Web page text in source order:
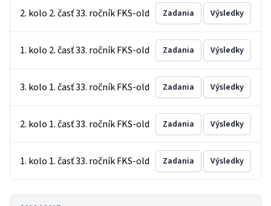
2. kolo 2. časť 33. ročník FKS-old Zadania Výsledky
1. kolo 2. časť 33. ročník FKS-old Zadania Výsledky
3. kolo 1. časť 33. ročník FKS-old Zadania Výsledky
2. kolo 1. časť 33. ročník FKS-old Zadania Výsledky
1. kolo 1. časť 33. ročník FKS-old Zadania Výsledky